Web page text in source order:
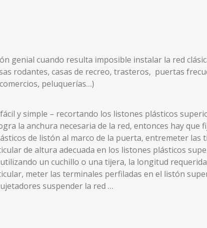
genial cuando resulta imposible instalar la red
rodantes, casas de recreo, trasteros, puertas
peluquerías…)
y simple – recortando los listones plásticos
la anchura necesaria de la red, entonces hay que
de listón al marco de la puerta, entremeter las
de altura adecuada en los listones plásticos
un cuchillo o una tijera, la longitud
meter las terminales perfiladas en el listón
suspender la red …